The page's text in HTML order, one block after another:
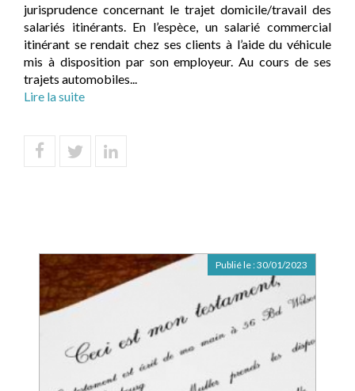
jurisprudence concernant le trajet domicile/travail des
salariés itinérants. En l’espèce, un salarié commercial
itinérant se rendait chez ses clients à l’aide du véhicule
mis à disposition par son employeur. Au cours de ses
trajets automobiles...
Lire la suite
Publié le :30/01/2023